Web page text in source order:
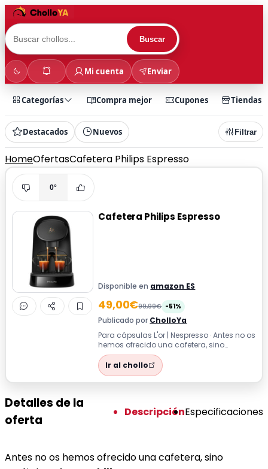
Buscar
Mi cuenta Enviar
Categorías Compra mejor Cupones Tiendas
Destacados Nuevos Filtrar
HomeOfertasCafetera Philips Espresso
0°
Cafetera Philips Espresso
Disponible en amazon ES
49,00€99,99€ -51%
Publicado por CholloYa
Para cápsulas L'or | Nespresso · Antes no os
hemos ofrecido una cafetera, sino
tenéis la cafetera Philips que os trae...
Ir al chollo
Detalles de la
oferta
DescripciónEspecificaciones
Antes no os hemos ofrecido una cafetera, sino